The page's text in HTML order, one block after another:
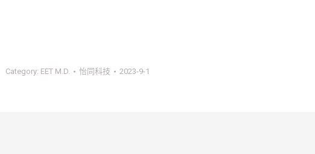
Category: EET M.D. 怡同科技 2023-9-1